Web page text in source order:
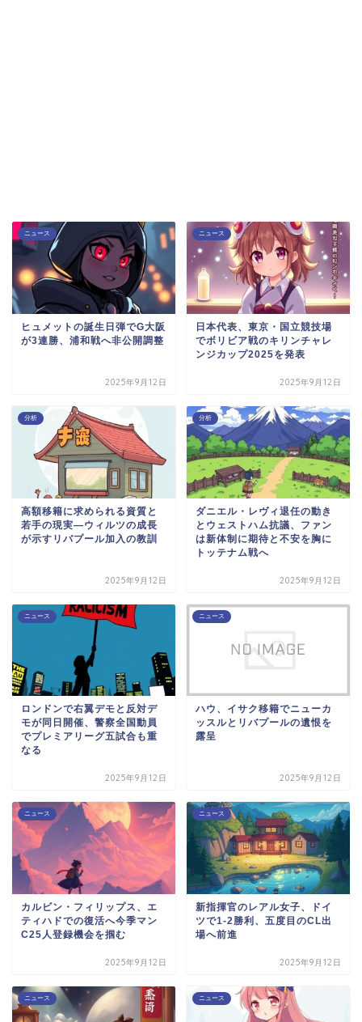
ニュース
ヒュメットの誕生日弾でG大阪
が3連勝、浦和戦へ非公開調整
2025年9月12日
ニュース
日本代表、東京・国立競技場
でボリビア戦のキリンチャレ
ンジカップ2025を発表
2025年9月12日
分析
高額移籍に求められる資質と
若手の現実―ウィルツの成長
が示すリバプール加入の教訓
2025年9月12日
分析
ダニエル・レヴィ退任の動き
とウェストハム抗議、ファン
は新体制に期待と不安を胸に
トッテナム戦へ
2025年9月12日
ニュース
ロンドンで右翼デモと反対デ
モが同日開催、警察全国動員
でプレミアリーグ五試合も重
なる
2025年9月12日
ニュース
ハウ、イサク移籍でニューカ
ッスルとリバプールの遺恨を
露呈
2025年9月12日
ニュース
カルビン・フィリップス、エ
ティハドでの復活へ今季マン
C25人登録機会を掴む
2025年9月12日
ニュース
新指揮官のレアル女子、ドイ
ツで1-2勝利、五度目のCL出
場へ前進
2025年9月12日
ニュース ニュース